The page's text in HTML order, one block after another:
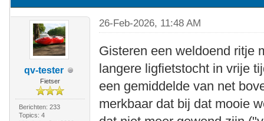
qv-tester
Fietser
Berichten: 233
Topics: 4
26-Feb-2026, 11:48 AM
Gisteren een weldoend ritje
langere ligfietstocht in vrije
een gemiddelde van net
merkbaar dat bij dat mooie